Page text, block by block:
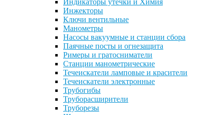
Индикаторы утечки и Химия
Инжекторы
Ключи вентильные
Манометры
Насосы вакуумные и станции сбора
Паячные посты и огнезащита
Римеры и гратосниматели
Станции манометрические
Течеискатели ламповые и красители
Течеискатели электронные
Трубогибы
Труборасширители
Труборезы